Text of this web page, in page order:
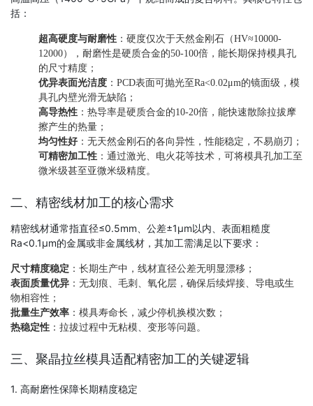
括：
超高硬度与耐磨性 ：硬度仅次于天然金刚石（HV≈10000-
12000），耐磨性是硬质合金的50-100倍，能长期保持模具孔
的尺寸精度；
优异表面光洁度 ：PCD表面可抛光至Ra<0.02μm的镜面级，模
具孔内壁光滑无缺陷；
高导热性 ：热导率是硬质合金的10-20倍，能快速散除拉拔摩
擦产生的热量；
均匀性好 ：无天然金刚石的各向异性，性能稳定，不易崩刃；
可精密加工性 ：通过激光、电火花等技术，可将模具孔加工至
微米级甚至亚微米级精度。
二、精密线材加工的核心需求
精密线材通常指直径≤0.5mm、公差±1μm以内、表面粗糙度
Ra<0.1μm的金属或非金属线材，其加工需满足以下要求：
尺寸精度稳定 ：长期生产中，线材直径公差无明显漂移；
表面质量优异 ：无划痕、毛刺、氧化层，确保后续焊接、导电或生
物相容性；
批量生产效率 ：模具寿命长，减少停机换模次数；
热稳定性 ：拉拔过程中无粘模、变形等问题。
三、聚晶拉丝模具适配精密加工的关键逻辑
1. 高耐磨性保障长期精度稳定